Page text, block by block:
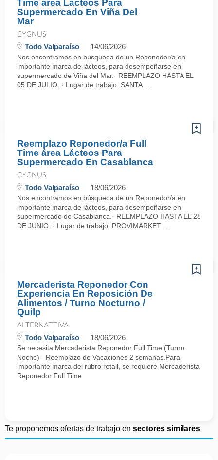
Time área Lácteos Para
Supermercado En Viña Del
Mar
CYGNUS
Todo Valparaíso 14/06/2026
Nos encontramos en búsqueda de un Reponedor/a en
importante marca de lácteos, para desempeñarse en
supermercado de Viña del Mar.· REEMPLAZO HASTA EL
05 DE JULIO. · Lugar de trabajo: SANTA ...
Reemplazo Reponedor/a Full
Time área Lácteos Para
Supermercado En Casablanca
CYGNUS
Todo Valparaíso 18/06/2026
Nos encontramos en búsqueda de un Reponedor/a en
importante marca de lácteos, para desempeñarse en
supermercado de Casablanca.· REEMPLAZO HASTA EL 28
DE JUNIO. · Lugar de trabajo: PROVIMARKET ...
Mercaderista Reponedor Con
Experiencia En Reposición De
Alimentos / Turno Nocturno /
Quilp
ALTERNATTIVA
Todo Valparaíso 18/06/2026
Se necesita Mercaderista Reponedor Full Time (Turno
Noche) - Reemplazo de Vacaciones 2 semanas.Para
importante marca del rubro retail, se requiere Mercaderista
Reponedor Full Time
Te proponemos ofertas de trabajo en sectores similares